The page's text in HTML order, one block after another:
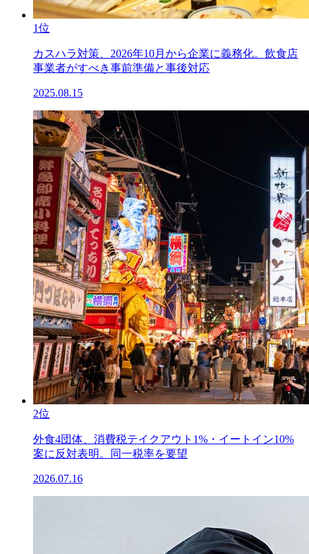
1位
カスハラ対策、2026年10月から企業に義務化。飲食店
事業者がすべき事前準備と事後対応
2025.08.15
2位
外食4団体、消費税テイクアウト1%・イートイン10%
案に反対表明。同一税率を要望
2026.07.16